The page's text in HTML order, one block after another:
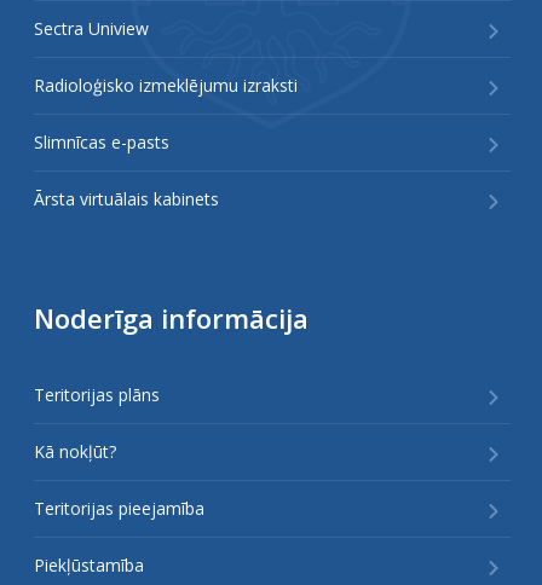
Sectra Uniview
Radioloģisko izmeklējumu izraksti
Slimnīcas e-pasts
Ārsta virtuālais kabinets
Noderīga informācija
Teritorijas plāns
Kā nokļūt?
Teritorijas pieejamība
Piekļūstamība